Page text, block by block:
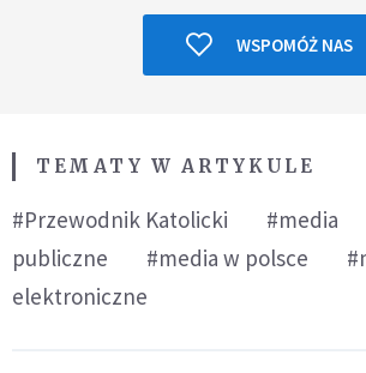
WSPOMÓŻ NAS
TEMATY W ARTYKULE
#Przewodnik Katolicki #media
publiczne
#media w polsce
elektroniczne